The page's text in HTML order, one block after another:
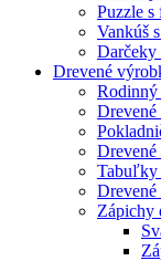
Puzzle s
Vankúš
Darčeky
Drevené
Rodinný
Drevené
Drevené
Tabuľky
Zápichy